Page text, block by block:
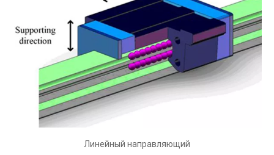
Шлифовальные носители и фрезерные носители
используются в процессах фрезерования или шлифования
для раздавливания, измельчения и измельчения
различных материалов.
Линейный направляющий